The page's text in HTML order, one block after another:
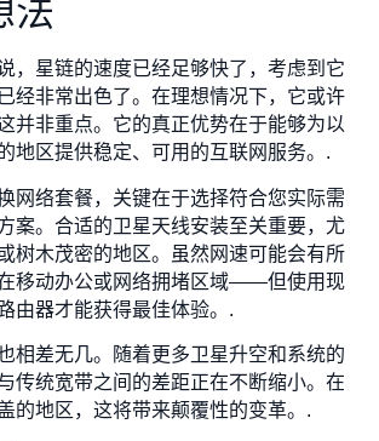
法
，星链的速度已经足够快了，考虑到它
经非常出色了。在理想情况下，它或许
并非重点。它的真正优势在于能够为以
地区提供稳定、可用的互联网服务。.
网络套餐，关键在于选择符合您实际需
案。合适的卫星天线安装至关重要，尤
树木茂密的地区。虽然网速可能会有所
移动办公或网络拥堵区域——但使用现
由器才能获得最佳体验。.
相差无几。随着更多卫星升空和系统的
传统宽带之间的差距正在不断缩小。在
的地区，这将带来颠覆性的变革。.